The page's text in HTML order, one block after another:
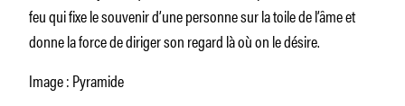
feu qui fixe le souvenir d’une personne sur la toile de l’âme et
donne la force de diriger son regard là où on le désire.
Image : Pyramide